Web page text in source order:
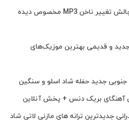
دانلود مجموعه آهنگ برای چالش تغییر ناخن MP3 مخصوص دیده
و قدیمی بهترین موزیک‌های
جنوبی جدید حفله شاد اسلو و سنگین
آهنگای بریک دنس + پخش آنلاین
جدیدترین ترانه های مازنی لاتی شاد